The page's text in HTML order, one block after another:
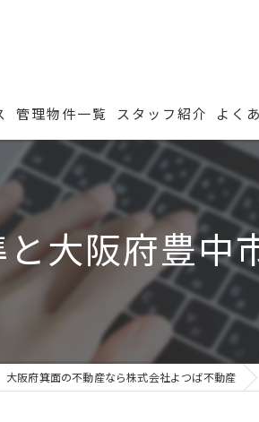
管理物件一覧 スタッフ紹介 よく
大阪府豊中
大阪府箕面の不動産なら株式会社よつば不動産